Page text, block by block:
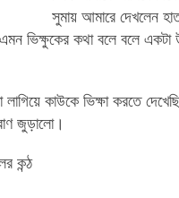
সুমায় আমারে দেখলেন
ভিক্ষুকের কথা বলে বলে একটা
কাউকে ভিক্ষা করতে
জুড়ালো।
কন্ঠ